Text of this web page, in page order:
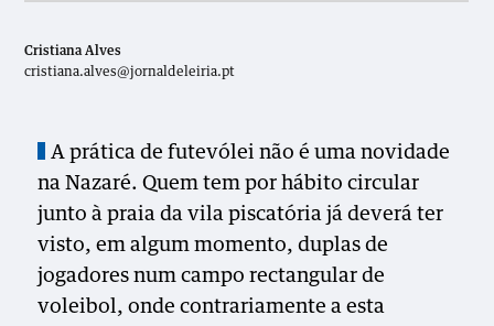
Cristiana Alves
cristiana.alves@jornaldeleiria.pt
A prática de futevólei não é uma novidade
na Nazaré. Quem tem por hábito circular
junto à praia da vila piscatória já deverá ter
visto, em algum momento, duplas de
jogadores num campo rectangular de
voleibol, onde contrariamente a esta